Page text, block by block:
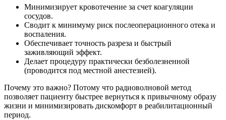
Минимизирует кровотечение за счет коагуляции
сосудов.
Сводит к минимуму риск послеоперационного отека и
воспаления.
Обеспечивает точность разреза и быстрый
заживляющий эффект.
Делает процедуру практически безболезненной
(проводится под местной анестезией).
Почему это важно? Потому что радиоволновой метод
позволяет пациенту быстрее вернуться к привычному образу
жизни и минимизировать дискомфорт в реабилитационный
период.